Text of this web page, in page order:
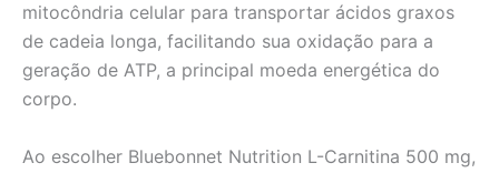
mitocôndria celular para transportar ácidos graxos
de cadeia longa, facilitando sua oxidação para a
geração de ATP, a principal moeda energética do
corpo.
Ao escolher Bluebonnet Nutrition L-Carnitina 500 mg,